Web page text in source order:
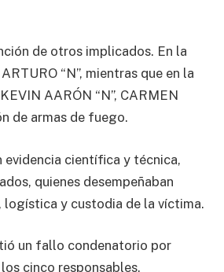
de otros implicados. En la
“N”, mientras que en la
AARÓN “N”, CARMEN
de armas de fuego.
evidencia científica y técnica,
quienes desempeñaban
y custodia de la víctima.
un fallo condenatorio por
cinco responsables.